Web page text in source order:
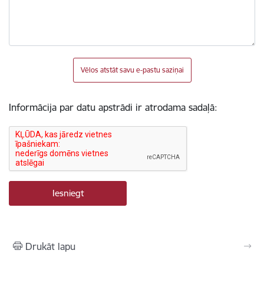
Vēlos atstāt savu e-pastu saziņai
Informācija par datu apstrādi ir atrodama sadaļā:
Drukāt lapu